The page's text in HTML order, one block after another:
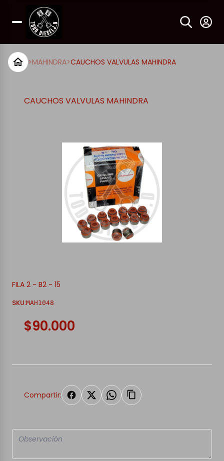
>MAHINDRA>CAUCHOS VALVULAS MAHINDRA
CAUCHOS VALVULAS MAHINDRA
FILA 2 - B2 - 15
SKU:MAH1048
$90.000
Compartir: